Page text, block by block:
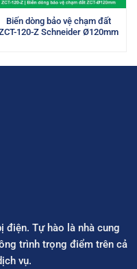
Biến dòng bảo vệ chạm đất
120-Z Schneider Ø120mm
điện. Tự hào là nhà cung
trình trọng điểm trên cả
vụ.